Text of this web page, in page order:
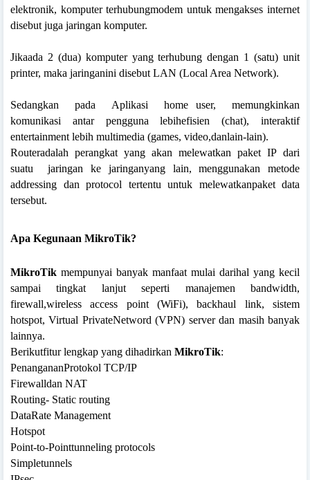
elektronik, komputer terhubungmodem untuk mengakses internet
disebut juga jaringan komputer.
Jikaada 2 (dua) komputer yang terhubung dengan 1 (satu) unit
printer, maka jaringanini disebut LAN (Local Area Network).
Sedangkan pada Aplikasi home user,
memungkinkan
komunikasi antar pengguna lebihefisien (chat), interaktif
entertainment lebih multimedia (games, video,danlain-lain).
Routeradalah perangkat yang akan melewatkan paket IP dari
suatu
jaringan ke jaringanyang lain, menggunakan metode
addressing dan protocol tertentu untuk melewatkanpaket data
tersebut.
Apa Kegunaan MikroTik?
MikroTik mempunyai banyak manfaat mulai darihal yang kecil
sampai tingkat lanjut seperti manajemen bandwidth,
firewall,wireless access point (WiFi), backhaul link, sistem
hotspot, Virtual PrivateNetword (VPN) server dan masih banyak
lainnya.
Berikutfitur lengkap yang dihadirkan MikroTik:
PenangananProtokol TCP/IP
Firewalldan NAT
Routing- Static routing
DataRate Management
Hotspot
Point-to-Pointtunneling protocols
Simpletunnels